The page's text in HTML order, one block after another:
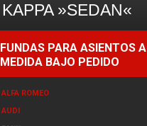
KAPPA »SEDAN«
FUNDAS PARA ASIENTOS A
MEDIDA BAJO PEDIDO
ALFA ROMEO
AUDI